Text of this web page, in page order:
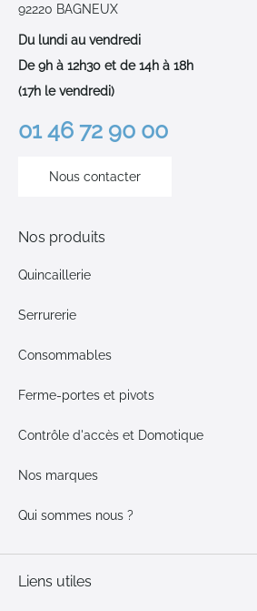
92220 BAGNEUX
Du lundi au vendredi
De 9h à 12h30 et de 14h à 18h
(17h le vendredi)
01 46 72 90 00
Nous contacter
Nos produits
Quincaillerie
Serrurerie
Consommables
Ferme-portes et pivots
Contrôle d'accès et Domotique
Nos marques
Qui sommes nous ?
Liens utiles